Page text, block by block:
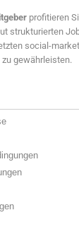
profitieren
strukturierten
social-
gewährleisten.